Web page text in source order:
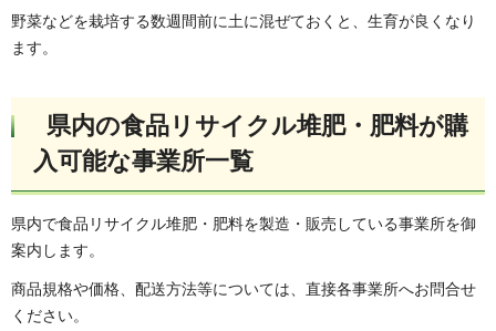
野菜などを栽培する数週間前に土に混ぜておくと、生育が良くなり
ます。
県内の食品リサイクル堆肥・肥料が購
入可能な事業所一覧
県内で食品リサイクル堆肥・肥料を製造・販売している事業所を御
案内します。
商品規格や価格、配送方法等については、直接各事業所へお問合せ
ください。